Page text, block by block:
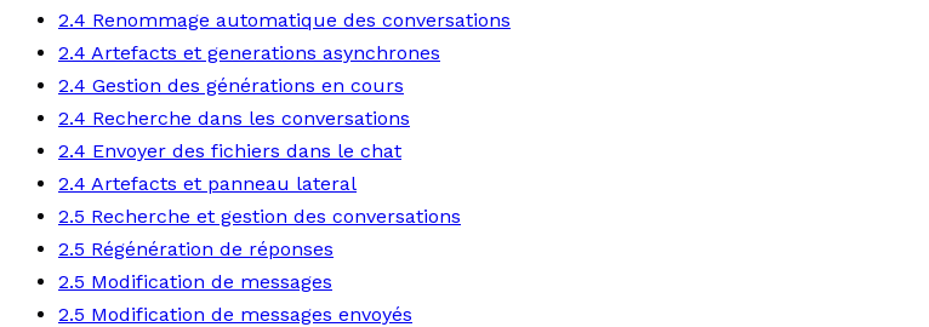
2.4 Renommage automatique des conversations
2.4 Artefacts et generations asynchrones
2.4 Gestion des générations en cours
2.4 Recherche dans les conversations
2.4 Envoyer des fichiers dans le chat
2.4 Artefacts et panneau lateral
2.5 Recherche et gestion des conversations
2.5 Régénération de réponses
2.5 Modification de messages
2.5 Modification de messages envoyés